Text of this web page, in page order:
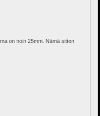
on noin 25mm. Nämä sitten